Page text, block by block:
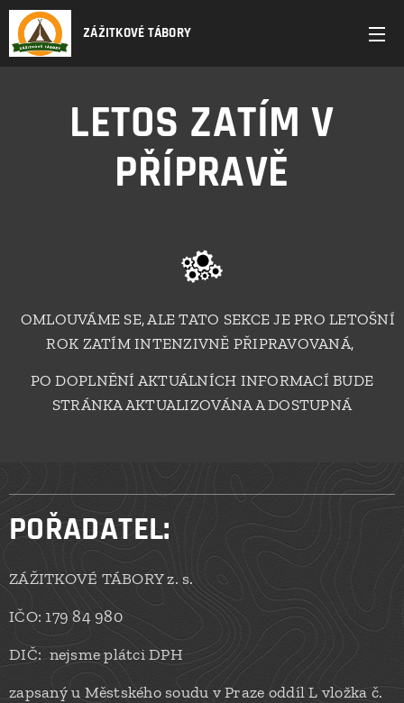
ZÁŽITKOVÉ TÁBORY
LETOS ZATÍM V
PŘÍPRAVĚ
OMLOUVÁME SE, ALE TATO SEKCE JE PRO LETOŠNÍ
ROK ZATÍM INTENZIVNĚ PŘIPRAVOVANÁ,
PO DOPLNĚNÍ AKTUÁLNÍCH INFORMACÍ BUDE
STRÁNKA AKTUALIZOVÁNA A DOSTUPNÁ
POŘADATEL:
ZÁŽITKOVÉ TÁBORY z. s.
IČO: 179 84 980
DIČ: nejsme plátci DPH
zapsaný u Městského soudu v Praze oddíl L vložka č.